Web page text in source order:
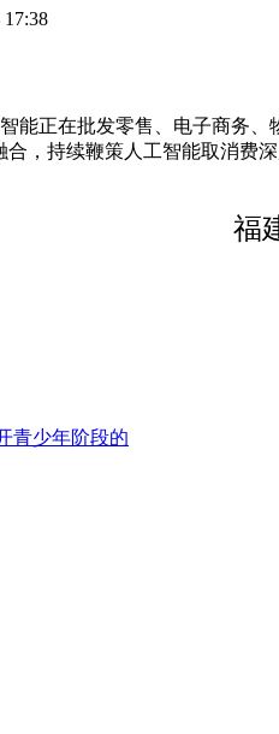
17:38
正在批发零售、电子商务、
，持续鞭策人工智能取消费
福
青少年阶段的